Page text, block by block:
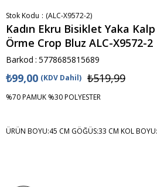
Stok Kodu (ALC-X9572-2)
Kadın Ekru Bisiklet Yaka
Örme Crop Bluz ALC-X9572-2
Barkod : 5778685815689
₺519,99
₺99,00 (KDV Dahil)
%70 PAMUK %30 POLYESTER
ÜRÜN BOYU:45 CM GÖĞÜS:33 CM KOL